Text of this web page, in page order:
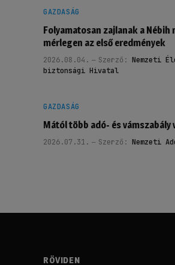
GAZDASÁG
Folyamatosan zajlanak a Nébih
mérlegen az első eredmények
2026.08.04. Szerző: Nemzeti
biztonsági Hivatal
GAZDASÁG
Mától több adó- és vámszabály
2026.07.31. Szerző: Nemzeti
RÖVIDEN